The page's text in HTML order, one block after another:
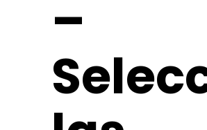
–